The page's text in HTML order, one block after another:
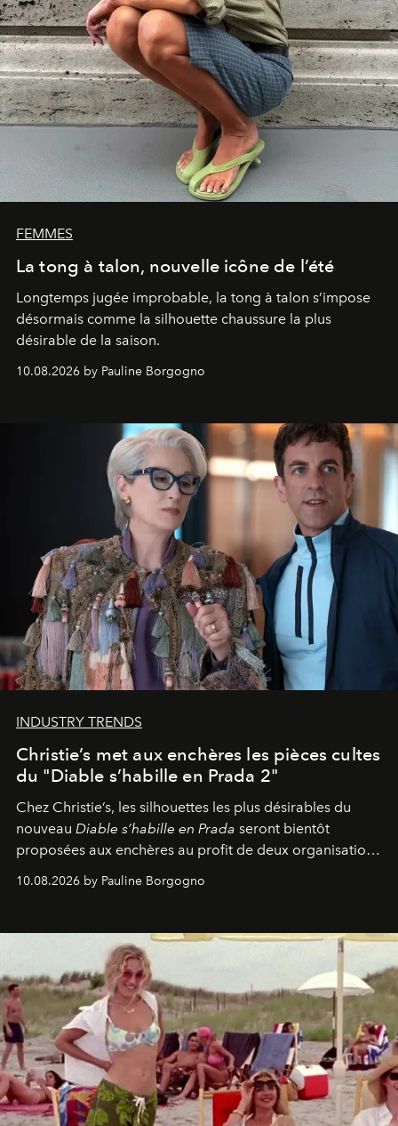
FEMMES
La tong à talon, nouvelle icône de l’été
Longtemps jugée improbable, la tong à talon s’impose
désormais comme la silhouette chaussure la plus
désirable de la saison.
10.08.2026 by Pauline Borgogno
INDUSTRY TRENDS
Christie’s met aux enchères les pièces cultes
du "Diable s’habille en Prada 2"
Chez Christie’s, les silhouettes les plus désirables du
nouveau Diable s’habille en Prada seront bientôt
proposées aux enchères au profit de deux organisations
engagées pour la presse et la mode.
10.08.2026 by Pauline Borgogno